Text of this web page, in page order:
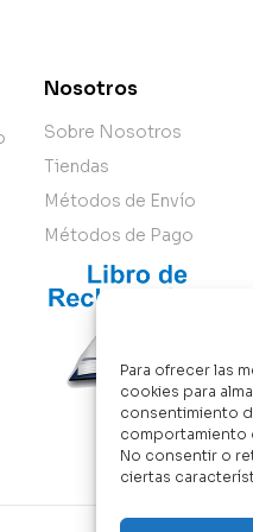
Para ofrecer las
cookies para
consentimiento
comportamiento
No consentir o
ciertas
Nosotros
Sobre Nosotros
Tiendas
Métodos de Envío
Métodos de Pago